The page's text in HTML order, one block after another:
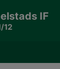
IF
12